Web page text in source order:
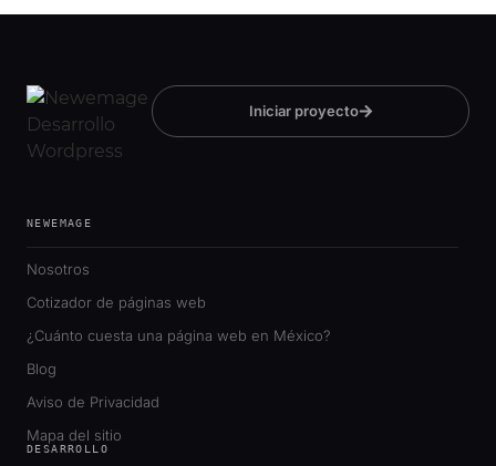
Iniciar proyecto
NEWEMAGE
Nosotros
Cotizador de páginas web
¿Cuánto cuesta una página web en México?
Blog
Aviso de Privacidad
Mapa del sitio
DESARROLLO